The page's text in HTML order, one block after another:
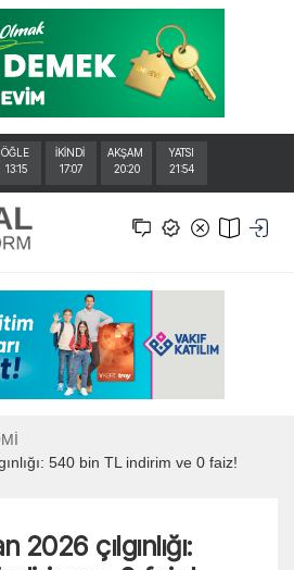
ÖĞLE
13:15
İKİNDİ
17:07
AKŞAM
20:20
YATSI
21:54
540 bin TL indirim ve 0 faiz!
çılgınlığı: